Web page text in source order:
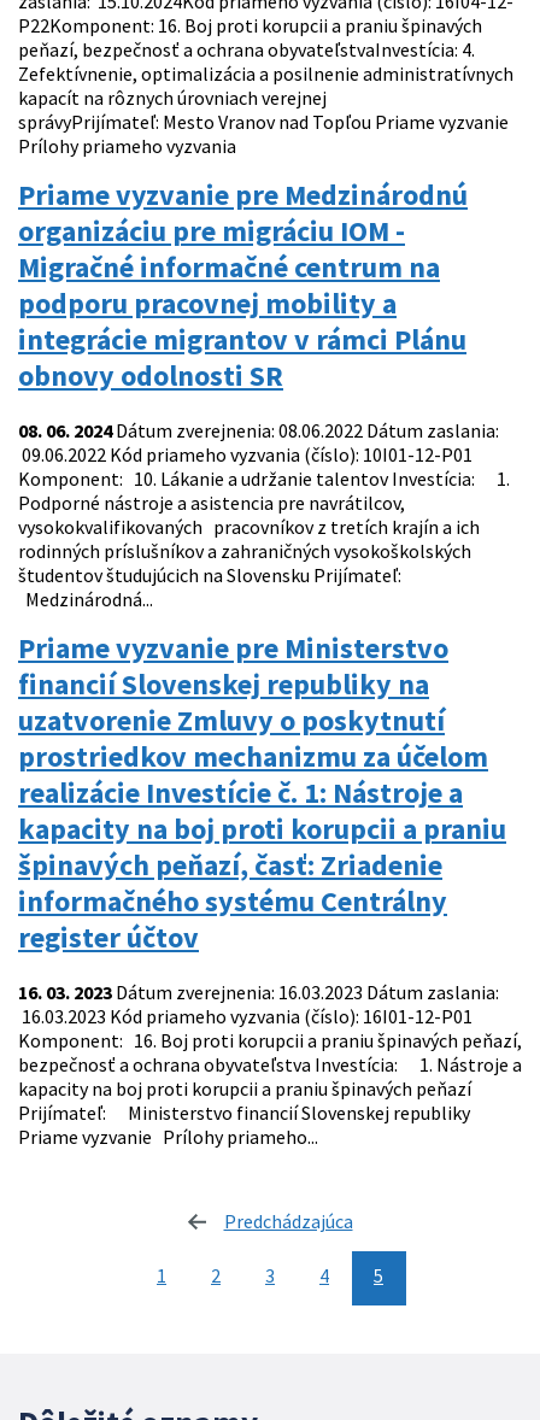
P22Komponent: 16. Boj proti korupcii a praniu špinavých
peňazí, bezpečnosť a ochrana obyvateľstvaInvestícia: 4.
Zefektívnenie, optimalizácia a posilnenie administratívnych
kapacít na rôznych úrovniach verejnej
správyPrijímateľ: Mesto Vranov nad Topľou Priame vyzvanie
Prílohy priameho vyzvania
Priame vyzvanie pre Medzinárodnú
organizáciu pre migráciu IOM -
Migračné informačné centrum na
podporu pracovnej mobility a
integrácie migrantov v rámci Plánu
obnovy odolnosti SR
08. 06. 2024Dátum zverejnenia: 08.06.2022 Dátum zaslania:
09.06.2022 Kód priameho vyzvania (číslo): 10I01-12-P01
Komponent: 10. Lákanie a udržanie talentov Investícia: 1.
Podporné nástroje a asistencia pre navrátilcov,
vysokokvalifikovaných pracovníkov z tretích krajín a ich
rodinných príslušníkov a zahraničných vysokoškolských
študentov študujúcich na Slovensku Prijímateľ:
Medzinárodná...
Priame vyzvanie pre Ministerstvo
financií Slovenskej republiky na
uzatvorenie Zmluvy o poskytnutí
prostriedkov mechanizmu za účelom
realizácie Investície č. 1: Nástroje a
kapacity na boj proti korupcii a praniu
špinavých peňazí, časť: Zriadenie
informačného systému Centrálny
register účtov
16. 03. 2023 Dátum zverejnenia: 16.03.2023 Dátum zaslania:
16.03.2023 Kód priameho vyzvania (číslo): 16I01-12-P01
Komponent: 16. Boj proti korupcii a praniu špinavých peňazí,
bezpečnosť a ochrana obyvateľstva Investícia: 1. Nástroje a
kapacity na boj proti korupcii a praniu špinavých peňazí
Prijímateľ: Ministerstvo financií Slovenskej republiky
Priame vyzvanie Prílohy priameho...
Predchádzajúca
1 2 3 4 5